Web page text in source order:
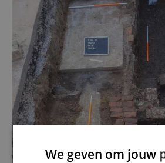
We geven om jouw